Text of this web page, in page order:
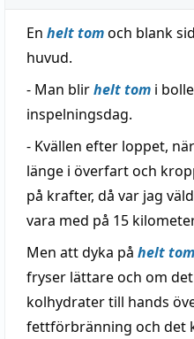
En helt tomoch blank
huvud.
- Man blirhelt tom i
inspelningsdag.
- Kvällen efter loppet,
länge i överfart och
på krafter, då var jag
vara med på 15
Men att dyka på helt tom
fryser lättare och om
kolhydrater till hands
fettförbränning och det